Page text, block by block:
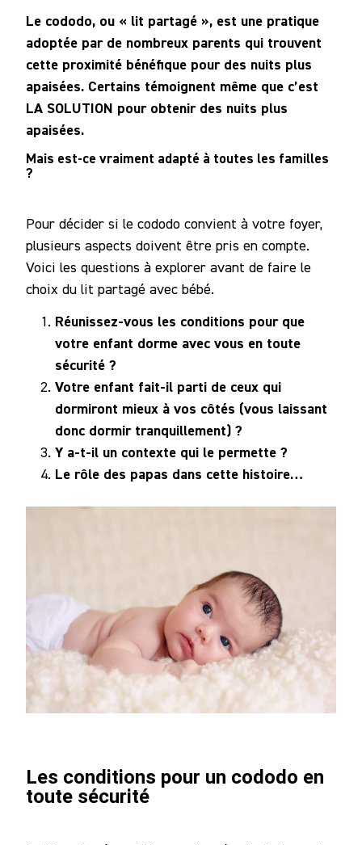
Le cododo, ou « lit partagé », est une pratique
adoptée par de nombreux parents qui trouvent
cette proximité bénéfique pour des nuits plus
apaisées. Certains témoignent même que c’est
LA SOLUTION pour obtenir des nuits plus
apaisées.
Mais est-ce vraiment adapté à toutes les familles
?
Pour décider si le cododo convient à votre foyer,
plusieurs aspects doivent être pris en compte.
Voici les questions à explorer avant de faire le
choix du lit partagé avec bébé.
Réunissez-vous les conditions pour que
votre enfant dorme avec vous en toute
sécurité ?
Votre enfant fait-il parti de ceux qui
dormiront mieux à vos côtés (vous laissant
donc dormir tranquillement) ?
Y a-t-il un contexte qui le permette ?
Le rôle des papas dans cette histoire…
Les conditions pour un cododo en
toute sécurité